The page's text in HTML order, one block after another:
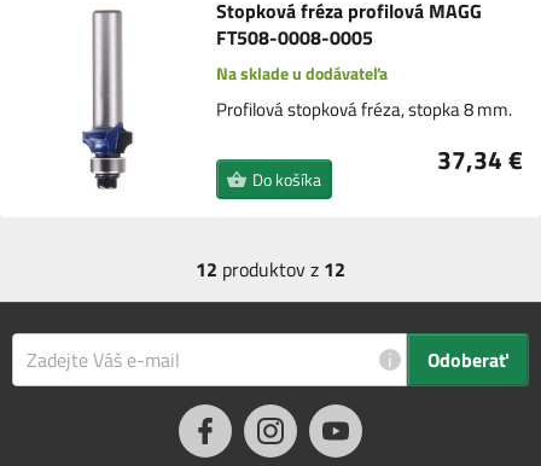
Stopková fréza profilová MAGG
FT508-0008-0005
Na sklade u dodávateľa
Profilová stopková fréza, stopka 8 mm.
37,34 €
Do košíka
12 produktov z 12
i Odoberať